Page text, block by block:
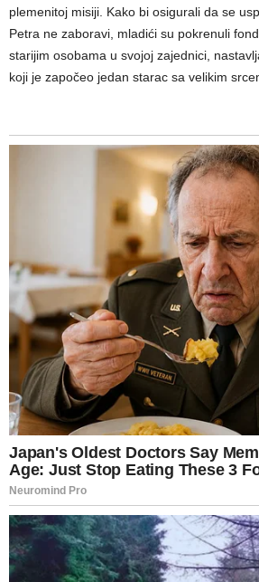
plemenitoj misiji. Kako bi osigurali da se
Petra ne zaboravi, mladići su pokrenuli
starijim osobama u svojoj zajednici,
koji je započeo jedan starac sa velikim